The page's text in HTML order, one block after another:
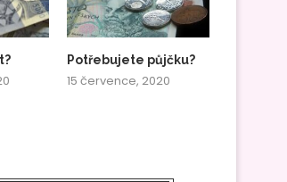
Potřebujete půjčku?
15 července, 2020